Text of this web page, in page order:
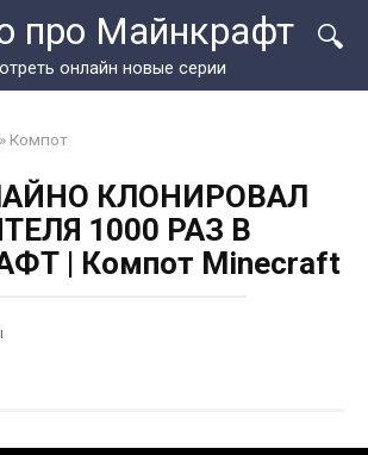
про Майнкрафт
онлайн новые серии
» Компот
КЛОНИРОВАЛ
1000 РАЗ В
| Компот Minecraft